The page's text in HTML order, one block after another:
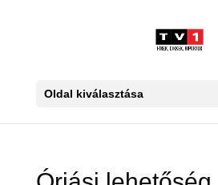
Oldal kiválasztása